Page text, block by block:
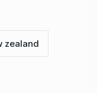
zealand